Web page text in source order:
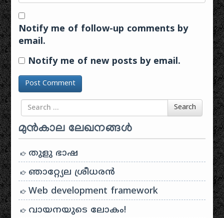
Notify me of follow-up comments by
email.
Notify me of new posts by email.
Search for Search
മുൻകാല ലേഖനങ്ങൾ
തുളു ഭാഷ
ഞാറ്റ്യേല ശ്രീധരൻ
Web development framework
വായനയുടെ ലോകം!